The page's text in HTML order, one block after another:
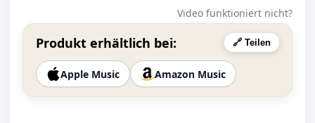
Video funktioniert nicht?
Produkt erhältlich bei: 🔗 Teilen
Apple Music Amazon Music